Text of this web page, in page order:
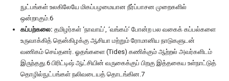
நுட்பங்கள் உலகிலேயே மிகப்பழமையான நீர்ப்பாசன முறைகளில்
ஒன்றாகும்.6
கப்பற்கலை: தமிழர்கள் ‘நாவாய்’, ‘வங்கம்’ போன்ற பல வகைக் கப்பல்களை
உருவாக்கித் தென்கிழக்கு ஆசியா மற்றும் ரோமானிய நாடுகளுடன்
வணிகம் செய்தனர். ஓதங்களை (Tides) கணிக்கும் ஆற்றல் அவர்களிடம்
இருந்தது.6 பிரிட்டிஷ் ஆட்சியின் வருகைக்குப் பிறகு இத்தகைய உள்நாட்டுத்
தொழில்நுட்பங்கள் நலிவடையத் தொடங்கின.7